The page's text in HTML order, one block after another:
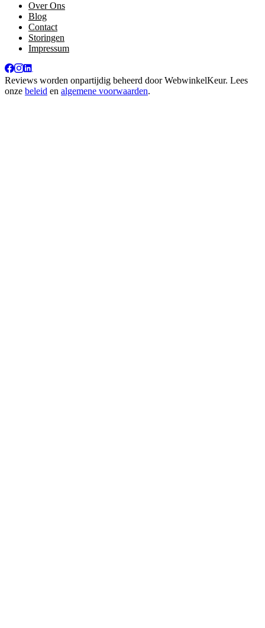
Over Ons
Blog
Contact
Storingen
Impressum
Reviews worden onpartijdig beheerd doorWebwinkelKeur. Lees
onze beleid en algemene voorwaarden.